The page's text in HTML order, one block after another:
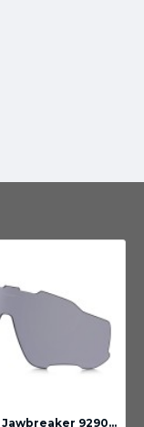
Oakley Jawbreaker 9290 lente Fotocromatica clear black iridium